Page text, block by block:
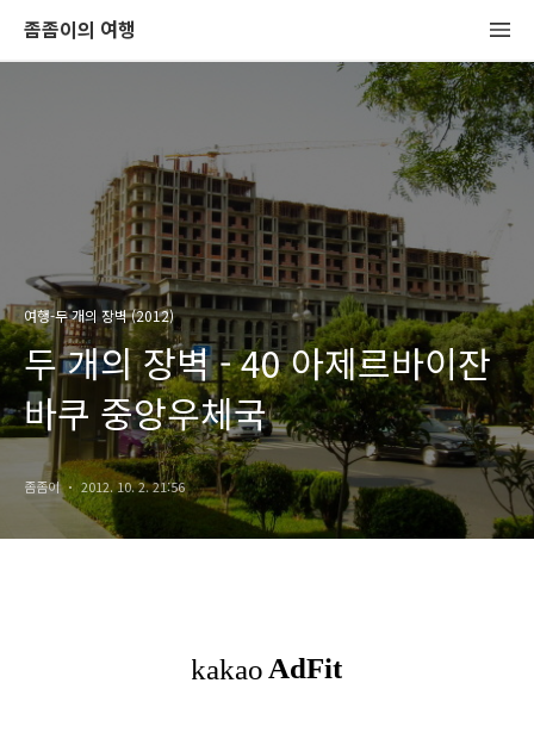
좀좀이의 여행
여행-두 개의 장벽 (2012)
두 개의 장벽 - 40 아제르바이잔
바쿠 중앙우체국
좀좀이 2012. 10. 2. 21:56